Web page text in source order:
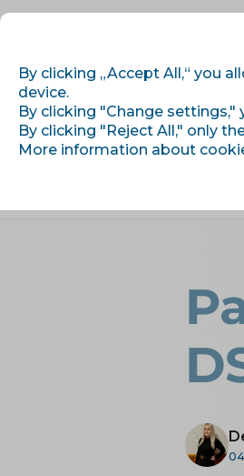
By clicking „Accept All,“ you
device.
By clicking "Change
By clicking "Reject All," only
More information about